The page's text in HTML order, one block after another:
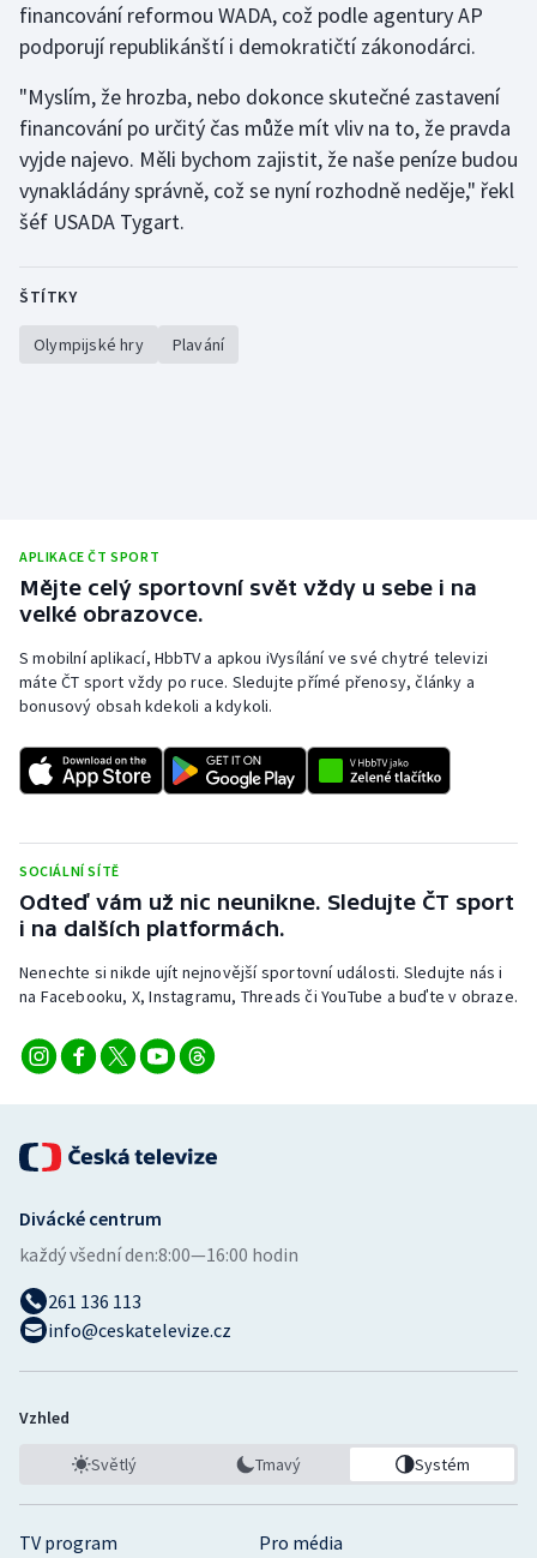
financování reformou WADA, což podle agentury AP
podporují republikánští i demokratičtí zákonodárci.
"Myslím, že hrozba, nebo dokonce skutečné zastavení
financování po určitý čas může mít vliv na to, že pravda
vyjde najevo. Měli bychom zajistit, že naše peníze budou
vynakládány správně, což se nyní rozhodně neděje," řekl
šéf USADA Tygart.
ŠTÍTKY
Olympijské hry Plavání
APLIKACE ČT SPORT
Mějte celý sportovní svět vždy u sebe i na
velké obrazovce.
S mobilní aplikací, HbbTV a apkou iVysílání ve své chytré televizi
máte ČT sport vždy po ruce. Sledujte přímé přenosy, články a
bonusový obsah kdekoli a kdykoli.
SOCIÁLNÍ SÍTĚ
Odteď vám už nic neunikne. Sledujte ČT sport
i na dalších platformách.
Nenechte si nikde ujít nejnovější sportovní události. Sledujte nás i
na Facebooku, X, Instagramu, Threads či YouTube a buďte v obraze.
TV program
Pro média
Divácké centrum
každý všední den:8:00—16:00 hodin
261 136 113
info@ceskatelevize.cz
Vzhled
Světlý Tmavý Systém